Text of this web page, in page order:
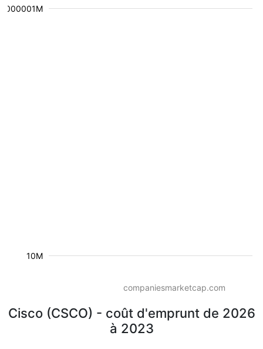
10M
companiesmarketcap.com
Cisco (CSCO) - coût d'emprunt de 2026
à 2023